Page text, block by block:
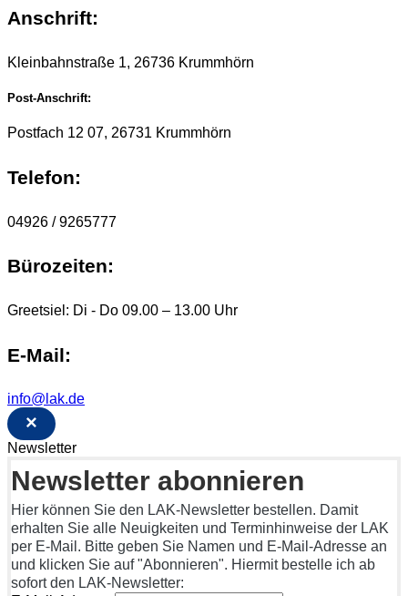
Anschrift:
Kleinbahnstraße 1, 26736 Krummhörn
Post-Anschrift:
Postfach 12 07, 26731 Krummhörn
Telefon:
04926 / 9265777
Bürozeiten:
Greetsiel: Di - Do 09.00 – 13.00 Uhr
E-Mail:
info@lak.de
×
Newsletter
Newsletter abonnieren
Hier können Sie den LAK-Newsletter bestellen. Damit
erhalten Sie alle Neuigkeiten und Terminhinweise der LAK
per E-Mail. Bitte geben Sie Namen und E-Mail-Adresse an
und klicken Sie auf "Abonnieren". Hiermit bestelle ich ab
sofort den LAK-Newsletter: